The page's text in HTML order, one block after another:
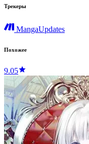
Трекеры
MangaUpdates
Похожее
9.05